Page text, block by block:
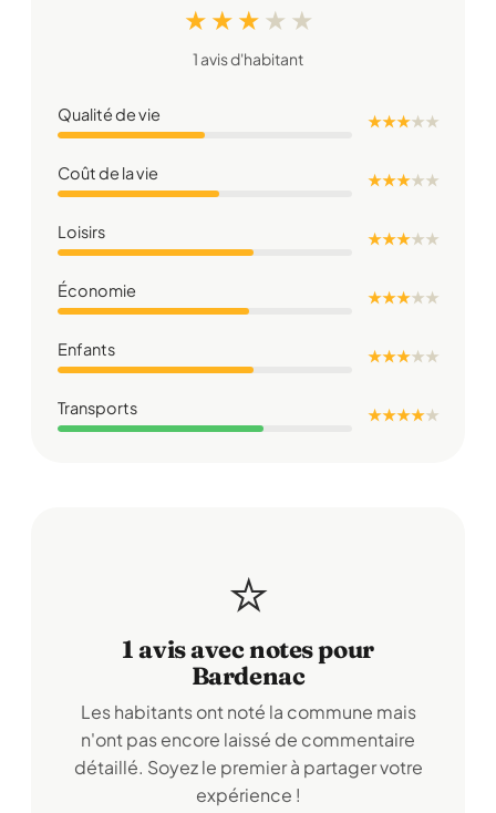
★ ★ ★ ★ ★
1 avis d'habitant
Qualité de vie ★ ★ ★★★
Coût de la vie ★ ★ ★★★
Loisirs ★ ★ ★★★
Économie ★ ★ ★★★
Enfants ★ ★ ★★★
Transports ★ ★ ★ ★★
⭐
1 avis avec notes pour
Bardenac
Les habitants ont noté la commune mais
n'ont pas encore laissé de commentaire
détaillé. Soyez le premier à partager votre
expérience !